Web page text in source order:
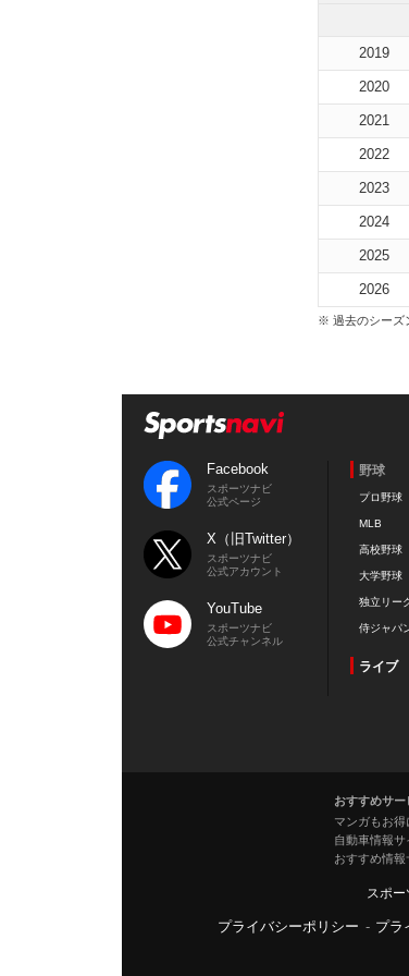
2019
2020
2021
2022
2023
2024
2025
2026
※ 過去のシーズ
Facebook
スポーツナビ
公式ページ
X（旧Twitter）
スポーツナビ
公式アカウント
YouTube
スポーツナビ
公式チャンネル
野球
プロ野球
MLB
高校野球
大学野球
独立リー
侍ジャパ
ライブ
おすすめサー
マンガもお
自動車情報
おすすめ情報
スポ
プライバシーポリシー - プラ